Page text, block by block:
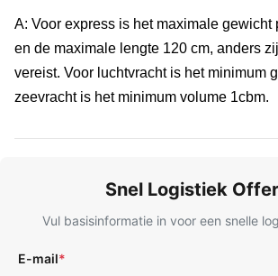
A: Voor express is het maximale gewicht
en de maximale lengte 120 cm, anders
vereist. Voor luchtvracht is het minimum
zeevracht is het minimum volume 1cbm.
Snel Logistiek
Vul basisinformatie in voor een snelle
E-mail*